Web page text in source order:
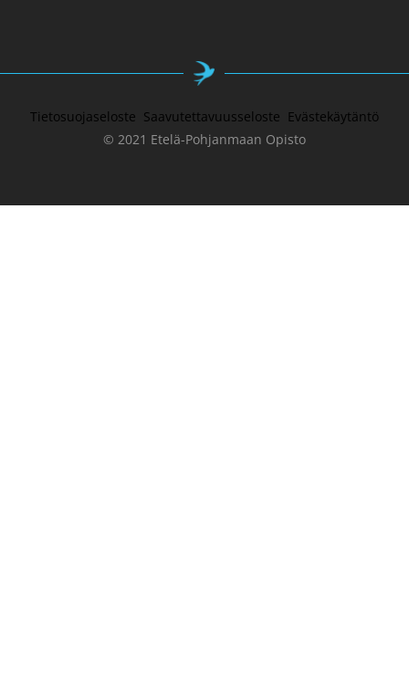
Tietosuojaseloste Saavutettavuusseloste Evästekäytäntö
© 2021 Etelä-Pohjanmaan Opisto